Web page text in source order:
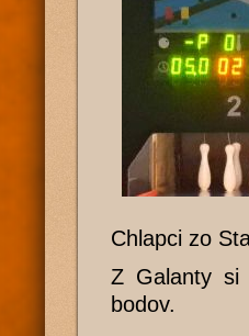
Chlapci zo
Z Galanty si
bodov.